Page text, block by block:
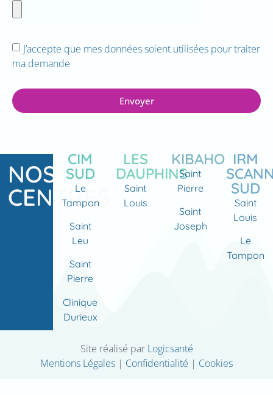
J’accepte que mes données soient utilisées pour traiter
ma demande
Envoyer
NOS
CENTRES
CIM
SUD
Le
Tampon
Saint
Leu
Saint
Pierre
Clinique
Durieux
LES
DAUPHINS
Saint
Louis
KIBAHO
Saint
Pierre
Saint
Joseph
IRM
SUD
Saint
Louis
Le
Tampon
Site réalisé par Logicsanté
Mentions Légales | Confidentialité | Cookies